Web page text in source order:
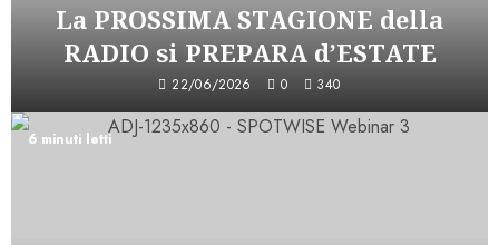
La PROSSIMA STAGIONE della
RADIO si PREPARA d’ESTATE
22/06/2026 0 340
6 minuti letti